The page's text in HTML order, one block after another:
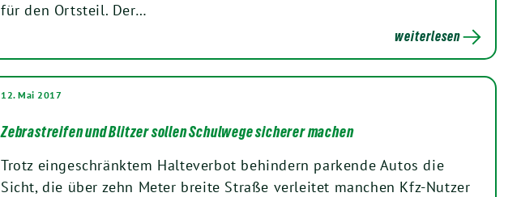
für den Ortsteil. Der…
weiterlesen
12. Mai 2017
Zebrastreifen und Blitzer sollen Schulwege sicherer machen
Trotz eingeschränktem Halteverbot behindern parkende Autos die
Sicht, die über zehn Meter breite Straße verleitet manchen Kfz-Nutzer